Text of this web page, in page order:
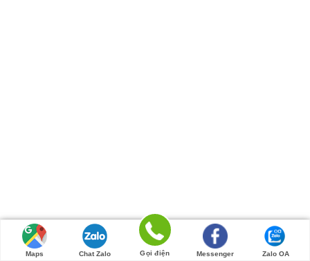
Maps Chat Zalo Gọi điện Messenger Zalo OA